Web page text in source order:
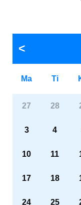
Ma Ti
27 28
3 4
10 11
17 18
24 25